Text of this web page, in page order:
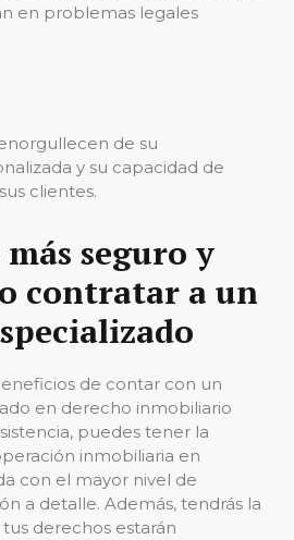
en problemas legales
de su
y su capacidad de
clientes.
más seguro y
contratar a un
de contar con un
en derecho inmobiliario
puedes tener la
inmobiliaria en
con el mayor nivel de
a detalle. Además, tendrás la
derechos estarán